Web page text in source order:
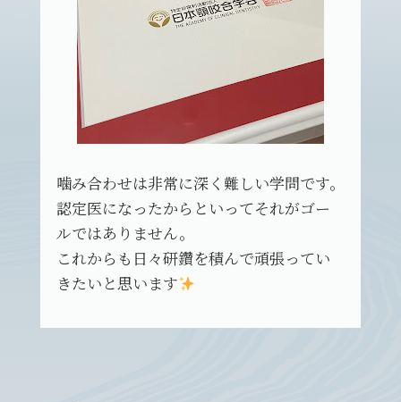
噛み合わせは非常に深く難しい学問です。
認定医になったからといってそれがゴー
ルではありません。
これからも日々研鑽を積んで頑張ってい
きたいと思います